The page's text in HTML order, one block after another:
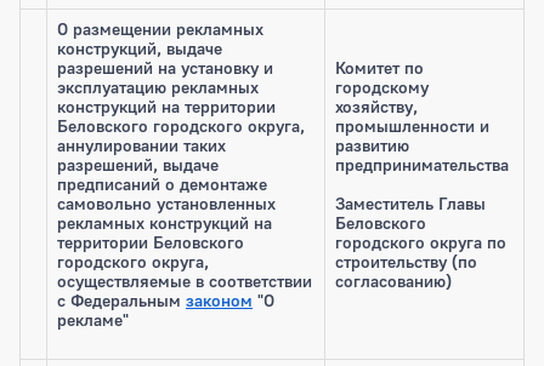
О размещении рекламных
конструкций, выдаче
разрешений на установку и
эксплуатацию рекламных
конструкций на территории
Беловского городского округа,
аннулировании таких
разрешений, выдаче
предписаний о демонтаже
самовольно установленных
рекламных конструкций на
территории Беловского
городского округа,
осуществляемые в соответствии
с Федеральным законом "О
рекламе"
Комитет по
городскому
хозяйству,
промышленности и
развитию
предпринимательства
Заместитель Главы
Беловского
городского округа по
строительству (по
согласованию)